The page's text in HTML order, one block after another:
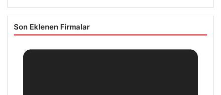
Son Eklenen Firmalar